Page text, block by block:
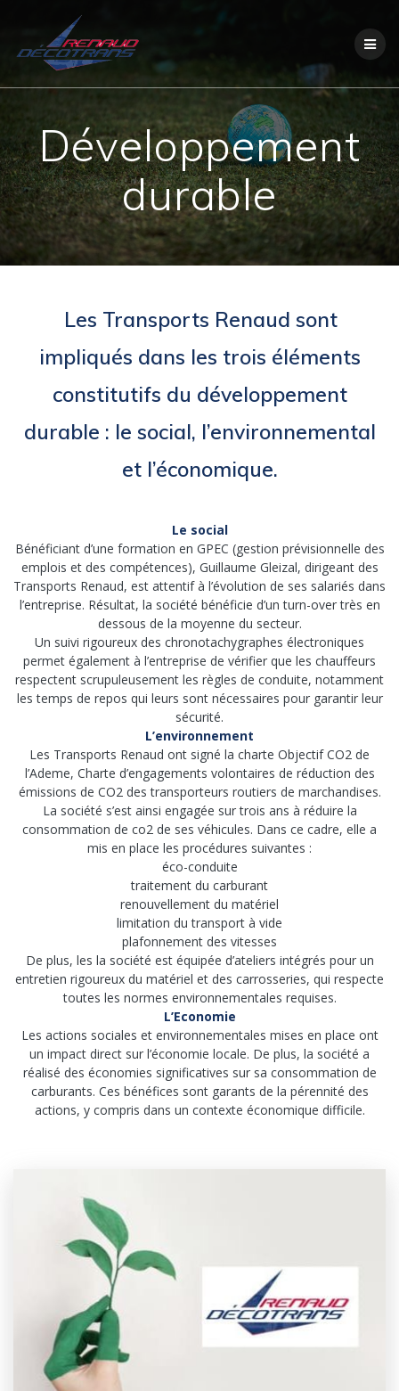
Développement
durable
Les Transports Renaud sont
impliqués dans les trois éléments
constitutifs du développement
durable : le social, l’environnemental
et l’économique.
Le social
Bénéficiant d’une formation en GPEC (gestion prévisionnelle des
emplois et des compétences), Guillaume Gleizal, dirigeant des
Transports Renaud, est attentif à l’évolution de ses salariés dans
l’entreprise. Résultat, la société bénéficie d’un turn-over très en
dessous de la moyenne du secteur.
Un suivi rigoureux des chronotachygraphes électroniques
permet également à l’entreprise de vérifier que les chauffeurs
respectent scrupuleusement les règles de conduite, notamment
les temps de repos qui leurs sont nécessaires pour garantir leur
sécurité.
L’environnement
Les Transports Renaud ont signé la charte Objectif CO2 de
l’Ademe, Charte d’engagements volontaires de réduction des
émissions de CO2 des transporteurs routiers de marchandises.
La société s’est ainsi engagée sur trois ans à réduire la
consommation de co2 de ses véhicules. Dans ce cadre, elle a
mis en place les procédures suivantes :
éco-conduite
traitement du carburant
renouvellement du matériel
limitation du transport à vide
plafonnement des vitesses
De plus, les la société est équipée d’ateliers intégrés pour un
entretien rigoureux du matériel et des carrosseries, qui respecte
toutes les normes environnementales requises.
L’Economie
Les actions sociales et environnementales mises en place ont
un impact direct sur l’économie locale. De plus, la société a
réalisé des économies significatives sur sa consommation de
carburants. Ces bénéfices sont garants de la pérennité des
actions, y compris dans un contexte économique difficile.